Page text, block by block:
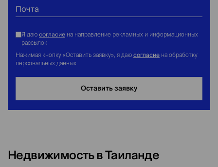
Почта
Я даю согласие на направление рекламных и информационных
рассылок
Нажимая кнопку «Оставить заявку», я даю согласие на обработку
персональных данных
Оставить заявку
Недвижимость в Таиланде